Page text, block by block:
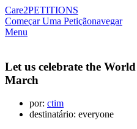
Care2PETITIONS
Começar Uma Petiçãonavegar
Menu
Let us celebrate the
March
por: ctim
destinatário: everyone